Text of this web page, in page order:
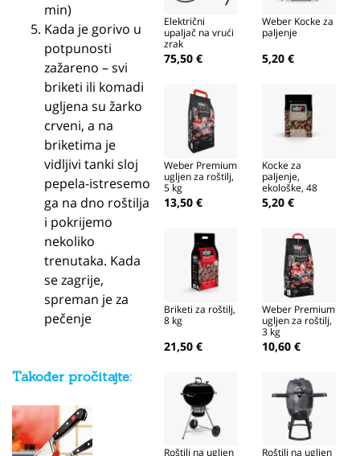
Električni
upaljač na vrući
zrak
LooftLighter
75,50 €
Weber Kocke za
paljenje
5,20 €
Weber Premium
ugljen za roštilj,
5 kg
13,50 €
Kocke za
paljenje,
ekološke, 48
kom.
5,20 €
Briketi za roštilj,
8 kg
21,50 €
Weber Premium
ugljen za roštilj,
3 kg
10,60 €
Roštilj na ugljen
Roštilj na ugljen
min)
Kada je gorivo u
potpunosti
zažareno – svi
briketi ili komadi
ugljena su žarko
crveni, a na
briketima je
vidljivi tanki sloj
pepela-istresemo
ga na dno roštilja
i pokrijemo
nekoliko
trenutaka. Kada
se zagrije,
spreman je za
pečenje
Također pročitajte: